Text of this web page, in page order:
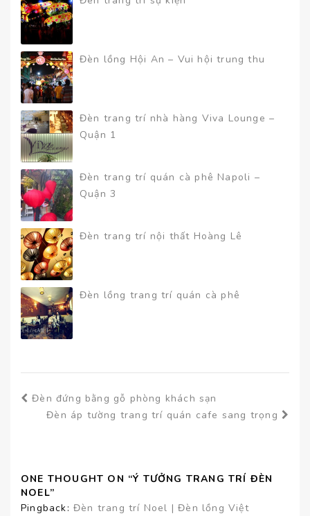
Đèn lồng Hội An – Vui hội trung thu
Đèn trang trí nhà hàng Viva Lounge –
Quận 1
Đèn trang trí quán cà phê Napoli –
Quận 3
Đèn trang trí nội thất Hoàng Lê
Đèn lồng trang trí quán cà phê
Đèn đứng bằng gỗ phòng khách sạn
Đèn áp tường trang trí quán cafe sang trọng
ONE THOUGHT ON “Ý TƯỞNG TRANG TRÍ ĐÈN
NOEL”
Pingback: Đèn trang trí Noel | Đèn lồng Việt